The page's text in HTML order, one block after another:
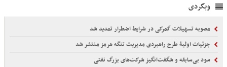
وبگردی
مصوبه تسهیلات گمرکی در شرایط اضطرار تمدید شد
جزئیات اولیۀ طرح راهبردی مدیریت تنگه هرمز منتشر شد
سود بی‌سابقه و شگفت‌انگیز شرکت‌های بزرگ نفتی